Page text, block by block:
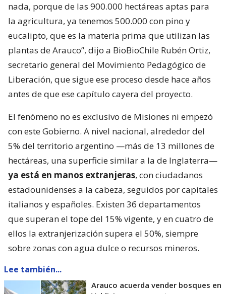
nada, porque de las 900.000 hectáreas aptas para
la agricultura, ya tenemos 500.000 con pino y
eucalipto, que es la materia prima que utilizan las
plantas de Arauco”, dijo a BioBioChile Rubén Ortiz,
secretario general del Movimiento Pedagógico de
Liberación, que sigue ese proceso desde hace años
antes de que ese capítulo cayera del proyecto.
El fenómeno no es exclusivo de Misiones ni empezó
con este Gobierno. A nivel nacional, alrededor del
5% del territorio argentino —más de 13 millones de
hectáreas, una superficie similar a la de Inglaterra—
ya está en manos extranjeras, con ciudadanos
estadounidenses a la cabeza, seguidos por capitales
italianos y españoles. Existen 36 departamentos
que superan el tope del 15% vigente, y en cuatro de
ellos la extranjerización supera el 50%, siempre
sobre zonas con agua dulce o recursos mineros.
Lee también...
Arauco acuerda vender bosques en